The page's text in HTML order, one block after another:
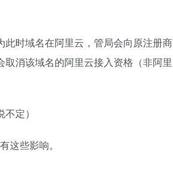
时域名在阿里云，管局会向原注册商
消该域名的阿里云接入资格（非阿里
定）
这些影响。